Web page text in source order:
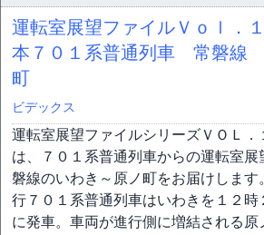
運転室展望ファイルＶｏｌ．
本７０１系普通列車 常磐線
町
ビデックス
運転室展望ファイルシリーズＶＯＬ．
は、７０１系普通列車からの運転室展
磐線のいわき～原ノ町をお届けします
行７０１系普通列車はいわきを１２時
に発車。車両が進行側に増結される原